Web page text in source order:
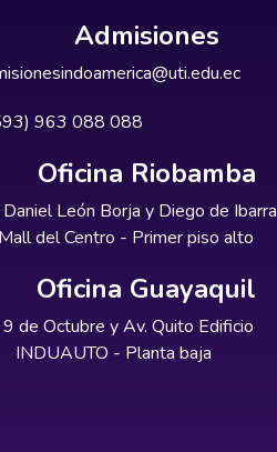
Admisiones
963 088 088
Oficina Riobamba
León Borja y Diego de Ibarra
Mall del Centro - Primer piso alto
Oficina Guayaquil
de Octubre y Av. Quito Edificio
INDUAUTO - Planta baja